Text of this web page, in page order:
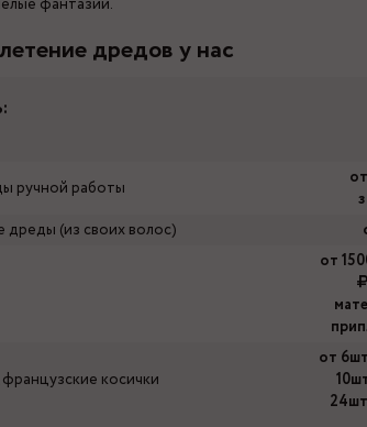
фантазии.
дредов у нас
ручной работы
дреды (из своих волос)
от
косички
от